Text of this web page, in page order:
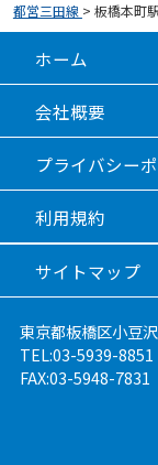
都営三田線 > 板橋本町
ホーム
会社概要
プライバシー
利用規約
サイトマップ
東京都板橋区小豆
TEL:03-5939-8851
FAX:03-5948-7831